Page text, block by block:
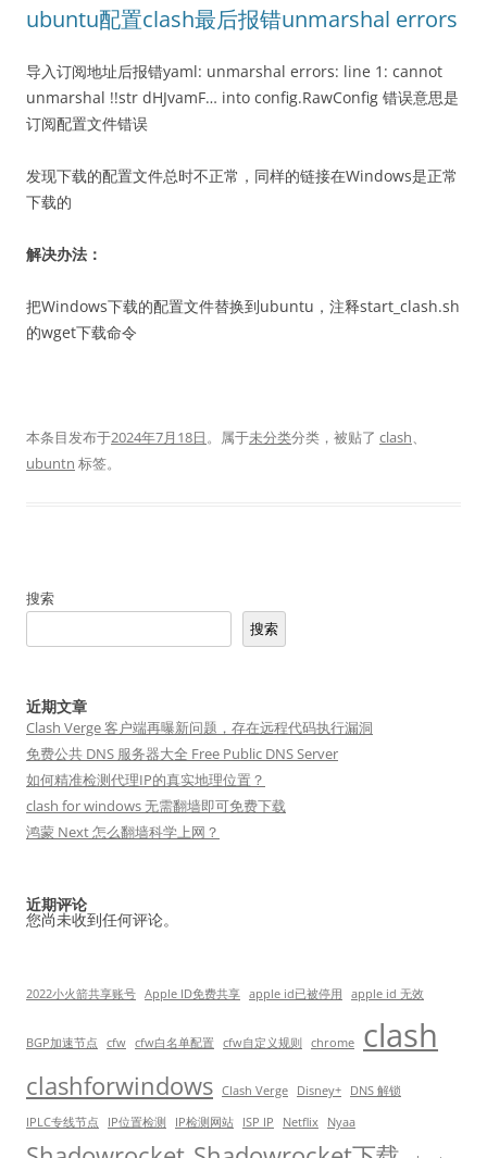
ubuntu配置clash最后报错unmarshal errors
导入订阅地址后报错yaml: unmarshal errors: line 1: cannot
unmarshal !!str dHJvamF… into config.RawConfig 错误意思是
订阅配置文件错误
发现下载的配置文件总时不正常，同样的链接在Windows是正常
下载的
解决办法：
把Windows下载的配置文件替换到ubuntu，注释start_clash.sh
的wget下载命令
本条目发布于2024年7月18日。属于未分类分类，被贴了 clash、
ubuntn 标签。
搜索
搜索
近期文章
Clash Verge 客户端再曝新问题，存在远程代码执行漏洞
免费公共 DNS 服务器大全 Free Public DNS Server
如何精准检测代理IP的真实地理位置？
clash for windows 无需翻墙即可免费下载
鸿蒙 Next 怎么翻墙科学上网？
近期评论
您尚未收到任何评论。
2022小火箭共享账号 Apple ID免费共享 apple id已被停用 apple id 无效
BGP加速节点 cfw cfw白名单配置 cfw自定义规则 chrome clash
clashforwindows Clash Verge Disney+ DNS 解锁
IPLC专线节点 IP位置检测 IP检测网站 ISP IP Netflix Nyaa